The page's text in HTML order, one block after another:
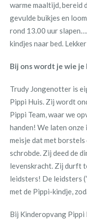
warme maaltijd, bereid
gevulde buikjes en
rond 13.00 uur
kindjes naar bed.
Bij ons wordt je wie je
Trudy Jongenotter is
Pippi Huis. Zij wordt
Pippi Team, waar we
handen! We laten
meisje dat met
schrobde. Zij deed de
levenskracht. Zij durft
leidsters! De leidsters
met de Pippi-kindje,
Bij Kinderopvang Pippi